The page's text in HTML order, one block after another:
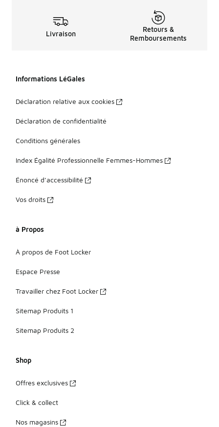
Livraison
Retours &
Remboursements
Informations LéGales
Déclaration relative aux cookies
Déclaration de confidentialité
Conditions générales
Index Égalité Professionnelle Femmes-Hommes
Énoncé d’accessibilité
Vos droits
à Propos
À propos de Foot Locker
Espace Presse
Travailler chez Foot Locker
Sitemap Produits 1
Sitemap Produits 2
Shop
Offres exclusives
Click & collect
Nos magasins